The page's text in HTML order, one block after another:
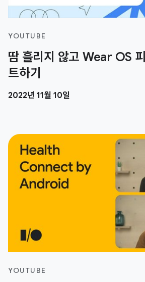
YOUTUBE
땀 흘리지 않고 Wear OS
트하기
2022년 11월 10일
YOUTUBE